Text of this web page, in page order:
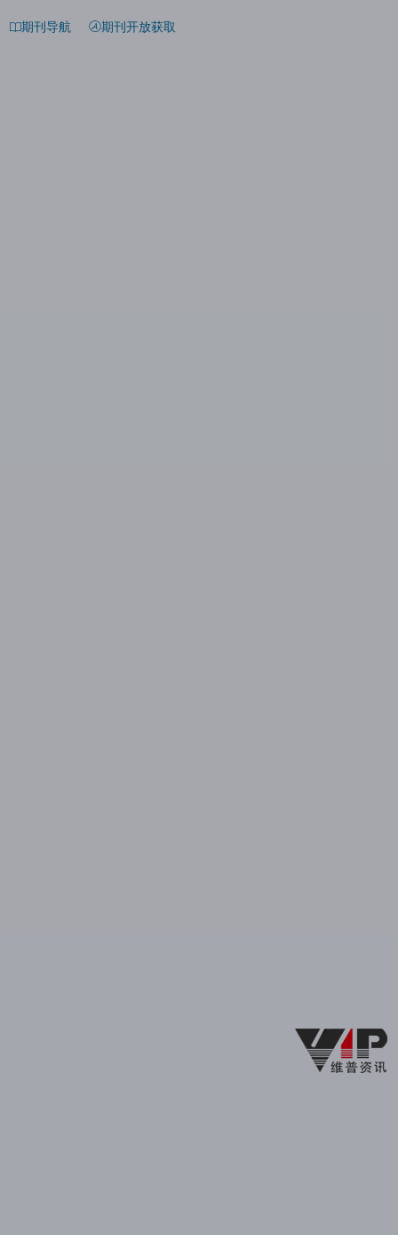
期刊导航 期刊开放获取